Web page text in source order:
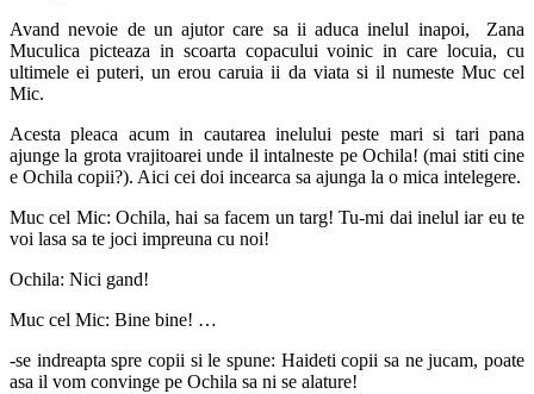
Avand nevoie de un ajutor care sa ii aduca inelul inapoi, Zana
Muculica picteaza in scoarta copacului voinic in care locuia, cu
ultimele ei puteri, un erou caruia ii da viata si il numeste Muc cel
Mic.
Acesta pleaca acum in cautarea inelului peste mari si tari pana
ajunge la grota vrajitoarei unde il intalneste pe Ochila! (mai stiti cine
e Ochila copii?). Aici cei doi incearca sa ajunga la o mica intelegere.
Muc cel Mic: Ochila, hai sa facem un targ! Tu-mi dai inelul iar eu te
voi lasa sa te joci impreuna cu noi!
Ochila: Nici gand!
Muc cel Mic: Bine bine! …
-se indreapta spre copii si le spune: Haideti copii sa ne jucam, poate
asa il vom convinge pe Ochila sa ni se alature!